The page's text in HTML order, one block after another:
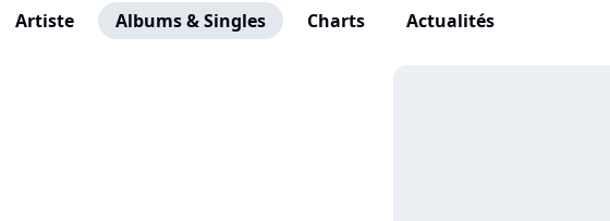
Artiste Albums & Singles Charts Actualités